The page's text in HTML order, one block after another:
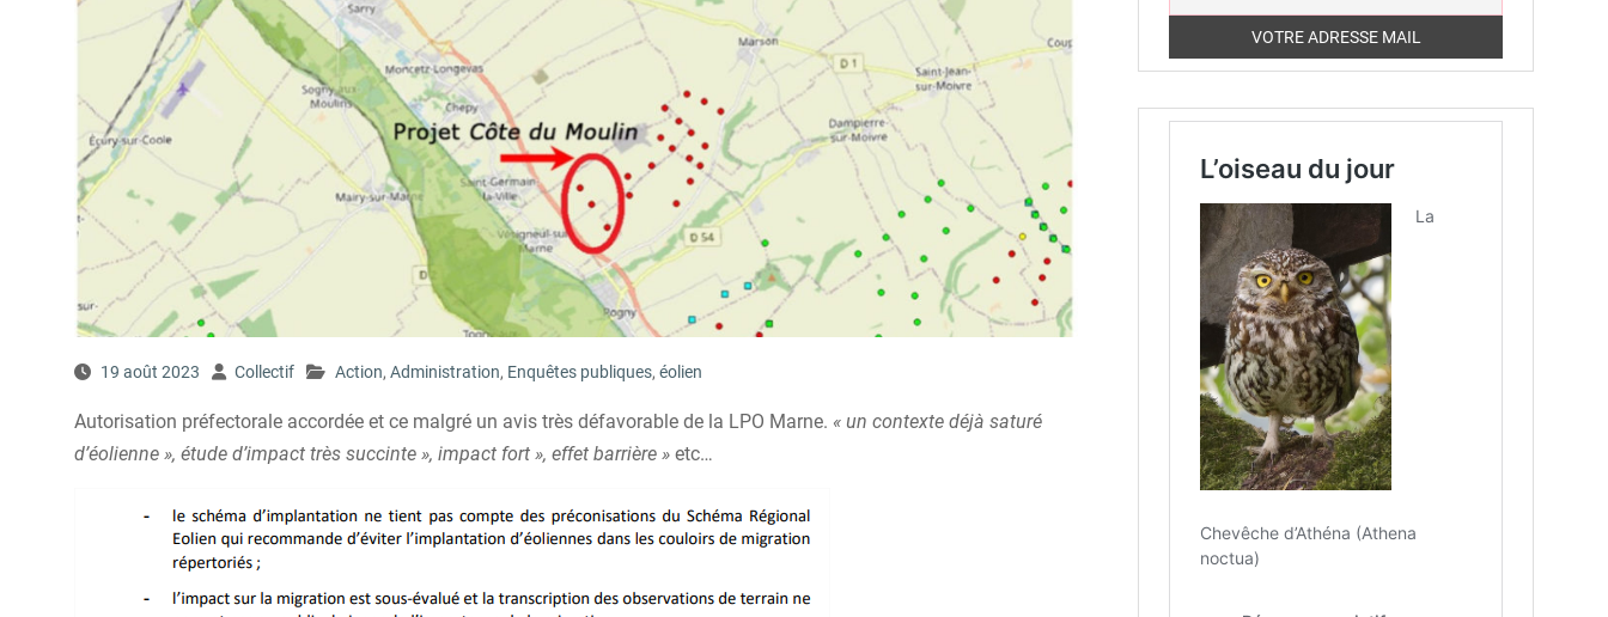
19 août 2023 Collectif Action, Administration, Enquêtes publiques, éolien
Autorisation préfectorale accordée et ce malgré un avis très défavorable de la LPO Marne. « un contexte déjà saturé
d’éolienne », étude d’impact très succinte », impact fort », effet barrière » etc…